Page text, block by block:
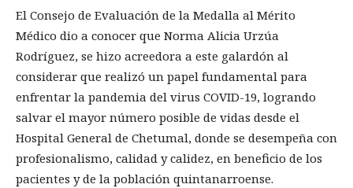
El Consejo de Evaluación de la Medalla al Mérito
Médico dio a conocer que Norma Alicia Urzúa
Rodríguez, se hizo acreedora a este galardón al
considerar que realizó un papel fundamental para
enfrentar la pandemia del virus COVID-19, logrando
salvar el mayor número posible de vidas desde el
Hospital General de Chetumal, donde se desempeña con
profesionalismo, calidad y calidez, en beneficio de los
pacientes y de la población quintanarroense.